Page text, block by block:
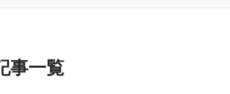
事一覧